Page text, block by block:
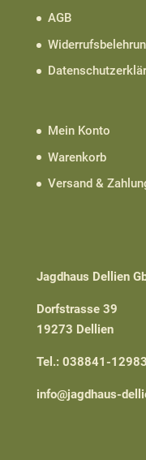
AGB
Mein Konto
Warenkorb
Versand &
Jagdhaus Dellien
Dorfstrasse 39
19273 Dellien
Tel.: 038841-
info@jagdhaus-